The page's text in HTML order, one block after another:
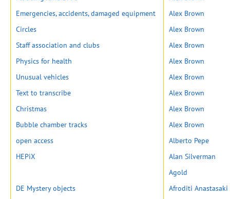
Emergencies, accidents, damaged equipment
Alex Brown
Circles
Alex Brown
Staff association and clubs
Alex Brown
Physics for health
Alex Brown
Unusual vehicles
Alex Brown
Text to transcribe
Alex Brown
Christmas
Alex Brown
Bubble chamber tracks
Alex Brown
open access
Alberto Pepe
HEPiX
Alan Silverman
Agold
DE Mystery objects
Afroditi Anastasaki